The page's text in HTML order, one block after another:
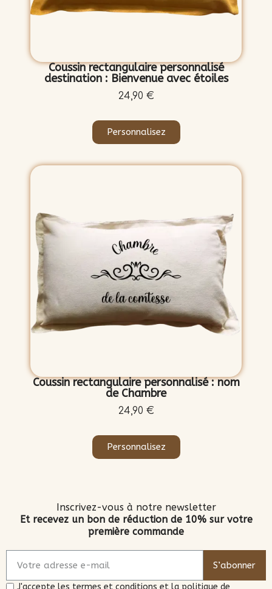
Coussin rectangulaire personnalisé
destination : Bienvenue avec étoiles
24,90 €
Personnalisez
Coussin rectangulaire personnalisé : nom
de Chambre
24,90 €
Personnalisez
Inscrivez-vous à notre newsletter
Et recevez un bon de réduction de 10% sur votre
première commande
S’abonner
J'accepte les termes et conditions et la politique de